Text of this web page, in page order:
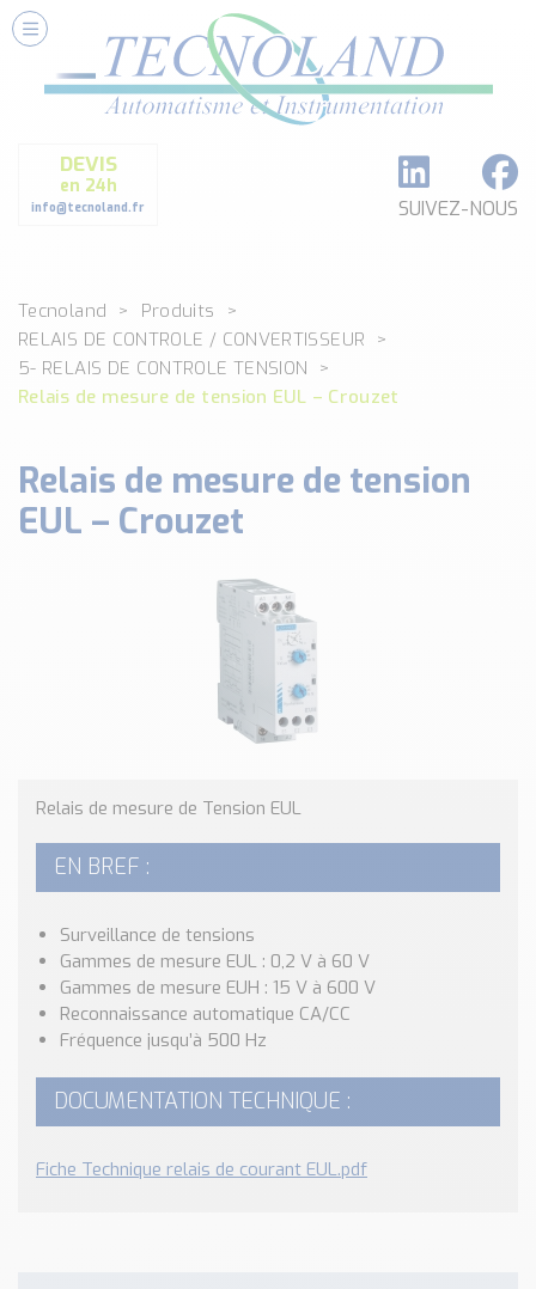
DEVIS
en 24h
info@tecnoland.fr SUIVEZ-NOUS
Nos Services
Conseils et Fourniture
Formation et Assistance
Architecture I-O Link multi fabricants
Classé par catégorie
DEBIT
DETECTION
ENREGISTREUR + ACQUISITION DE DONNEES
Voir toutes les catégories …
Nos outils et simulateurs
Téléchargement (Logiciels, Documents,..)
Formulaire sonde température
Formulaire Débitmètre
Calculateur maintien en température
Calculateur Chauffage/Liquide/Gaz
Blog
Nos Réalisations
Conseils et Actualités
brasseries
Tecnoland
Produits
RELAIS DE CONTROLE / CONVERTISSEUR
5- RELAIS DE CONTROLE TENSION
Relais de mesure de tension EUL – Crouzet
Relais de mesure de tension
EUL – Crouzet
Relais de mesure de Tension EUL
EN BREF :
Surveillance de tensions
Gammes de mesure EUL : 0,2 V à 60 V
Gammes de mesure EUH : 15 V à 600 V
Reconnaissance automatique CA/CC
Fréquence jusqu’à 500 Hz
DOCUMENTATION TECHNIQUE :
Fiche Technique relais de courant EUL.pdf